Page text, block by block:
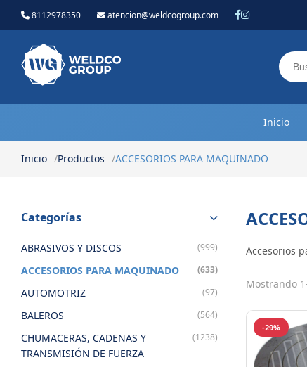
8112978350 atencion@weldcogroup.com
Inicio
Inicio Productos ACCESORIOS PARA MAQUINADO
Categorías
ABRASIVOS Y DISCOS (999)
ACCESORIOS PARA MAQUINADO (633)
AUTOMOTRIZ (97)
BALEROS (564)
CHUMACERAS, CADENAS Y
TRANSMISIÓN DE FUERZA
(1238)
Accesorios
Mostrando
-29%